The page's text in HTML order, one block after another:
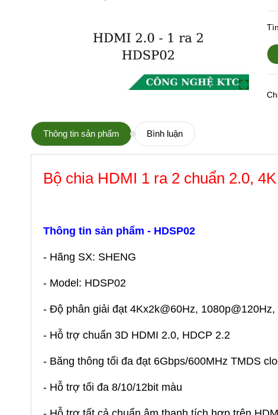
Thông tin sản phẩm Bình luận
Bộ chia HDMI 1 ra 2 chuẩn 2.0,
Thông tin sản phẩm - HDSP02
- Hãng SX: SHENG
- Model: HDSP02
- Độ phân giải đạt 4Kx2k@60Hz,
- Hỗ trợ chuẩn 3D HDMI 2.0, HDCP 2.2
- Băng thông tối đa đạt 6Gbps/600MHz TMDS
- Hỗ trợ tối đa 8/10/12bit màu